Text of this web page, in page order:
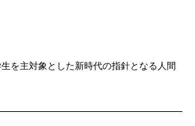
を主対象とした新時代の指針となる人間